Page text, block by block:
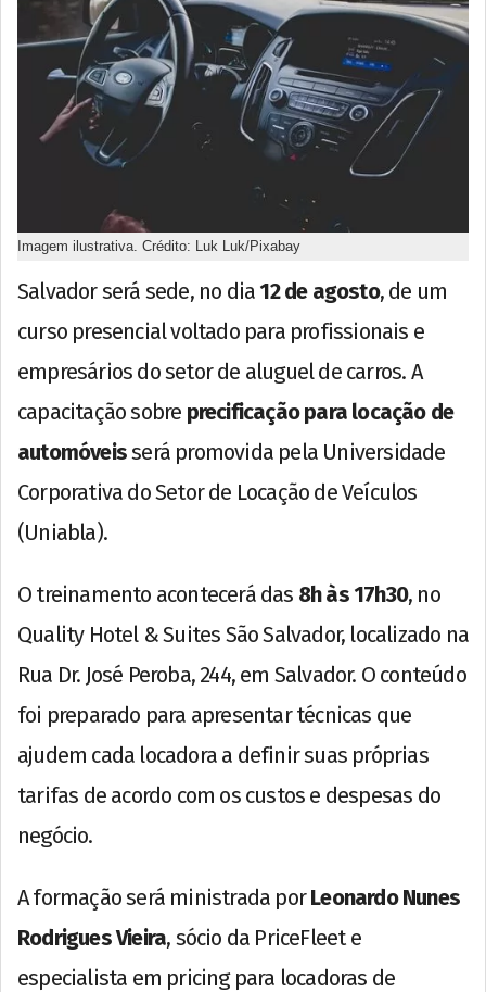
Imagem ilustrativa. Crédito: Luk Luk/Pixabay
Salvador será sede, no dia 12 de agosto, de um
curso presencial voltado para profissionais e
empresários do setor de aluguel de carros. A
capacitação sobre precificação para locação de
automóveisserá promovida pela Universidade
Corporativa do Setor de Locação de Veículos
(Uniabla).
O treinamento acontecerá das 8h às 17h30, no
Quality Hotel & Suites São Salvador, localizado na
Rua Dr. José Peroba, 244, em Salvador. O conteúdo
foi preparado para apresentar técnicas que
ajudem cada locadora a definir suas próprias
tarifas de acordo com os custos e despesas do
negócio.
A formação será ministrada porLeonardo Nunes
Rodrigues Vieira, sócio da PriceFleet e
especialista em pricing para locadoras de